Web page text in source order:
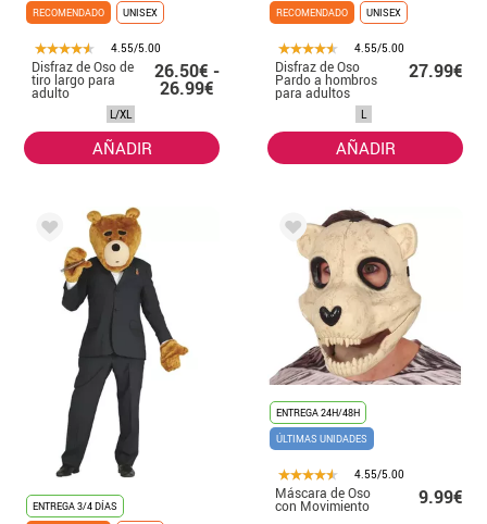
RECOMENDADO
UNISEX
4.55/5.00
Disfraz de Oso de
tiro largo para
adulto
26.50€ -
26.99€
L/XL
AÑADIR
RECOMENDADO
UNISEX
4.55/5.00
Disfraz de Oso
Pardo a hombros
para adultos
27.99€
L
AÑADIR
ENTREGA 3/4 DÍAS
ENTREGA 24H/48H
ÚLTIMAS UNIDADES
4.55/5.00
Máscara de Oso
con Movimiento 9.99€